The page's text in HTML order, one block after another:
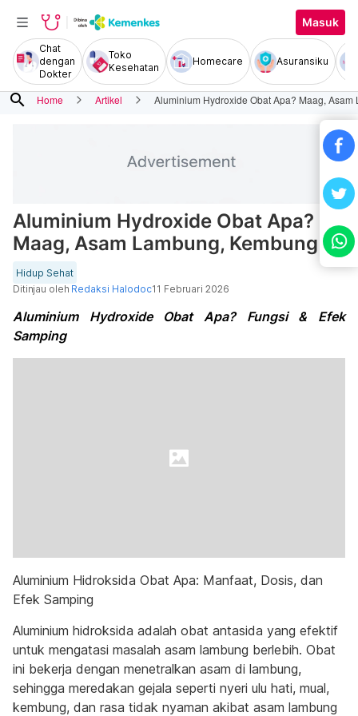
Masuk
Chat
dengan
Dokter
Toko
Kesehatan
Homecare Asuransiku
search Home Artikel Aluminium Hydroxide Obat Apa? Maag, Asam
Aluminium Hydroxide Obat Apa?
Maag, Asam Lambung, Kembung
Hidup Sehat
Ditinjau oleh Redaksi Halodoc11 Februari 2026
Aluminium Hydroxide Obat Apa? Fungsi & Efek
Samping
Aluminium Hidroksida Obat Apa: Manfaat, Dosis, dan
Efek Samping
Aluminium hidroksida adalah obat antasida yang efektif
untuk mengatasi masalah asam lambung berlebih. Obat
ini bekerja dengan menetralkan asam di lambung,
sehingga meredakan gejala seperti nyeri ulu hati, mual,
kembung, dan rasa tidak nyaman akibat asam lambung